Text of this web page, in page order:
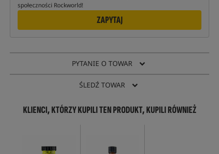
społeczności Rockworld!
ZAPYTAJ
PYTANIE O TOWAR
ŚLEDŹ TOWAR
KLIENCI, KTÓRZY KUPILI TEN PRODUKT, KUPILI RÓWNIEŻ